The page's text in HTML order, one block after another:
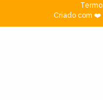
Criado com ❤️